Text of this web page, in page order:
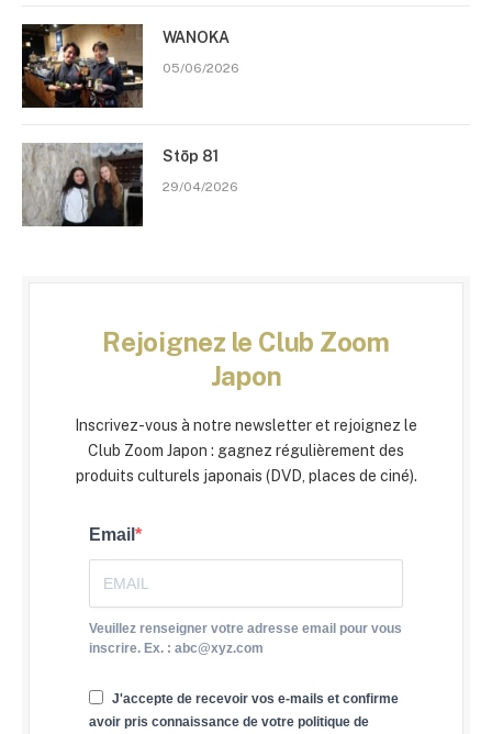
WANOKA
05/06/2026
Stōp 81
29/04/2026
Rejoignez le Club Zoom
Japon
Inscrivez-vous à notre newsletter et rejoignez le
Club Zoom Japon : gagnez régulièrement des
produits culturels japonais (DVD, places de ciné).
Email
Veuillez renseigner votre adresse email pour vous
inscrire. Ex. : abc@xyz.com
J'accepte de recevoir vos e-mails et confirme
avoir pris connaissance de votre politique de